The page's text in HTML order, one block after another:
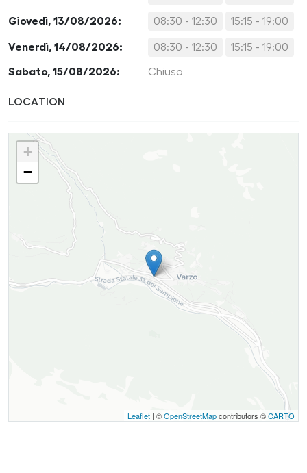
Giovedì, 13/08/2026: 08:30 - 12:30 15:15 - 19:00
Venerdì, 14/08/2026: 08:30 - 12:30 15:15 - 19:00
Sabato, 15/08/2026: Chiuso
LOCATION
+
−
Leaflet | ©OpenStreetMapcontributors ©CARTO